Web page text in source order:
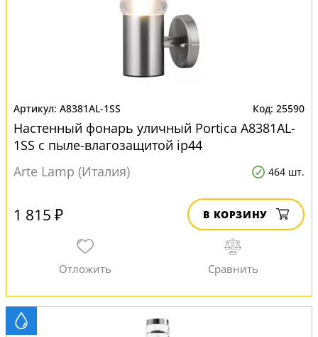
A8381AL-1SS 25590
Настенный фонарь уличный Portica A8381AL-
1SS с пыле-влагозащитой ip44
Arte Lamp (Италия)
464 шт.
1 815 ₽ В КОРЗИНУ